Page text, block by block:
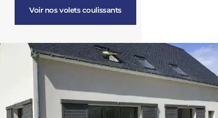
Voir nos volets coulissants